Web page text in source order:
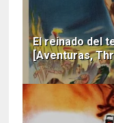
El reinado del
[Aventuras,